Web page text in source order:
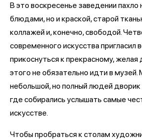
В это воскресенье заведении
блюдами, но и краской, старой
коллажей и, конечно, свободой.
современного искусства
прикоснуться к прекрасному, желая
этого не обязательно идти в музей.
небольшой, но полный людей дворик
где собирались услышать самые
искусстве.
Чтобы пробраться к столам